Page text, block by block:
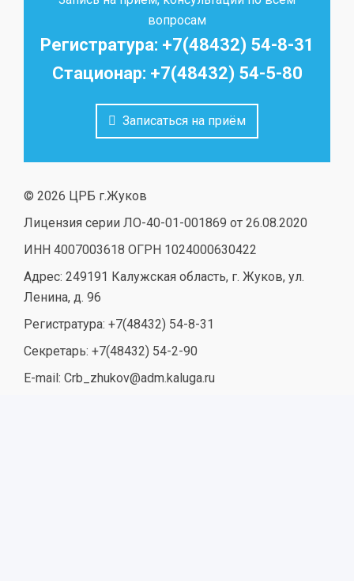
вопросам
Регистратура: +7(48432) 54-8-31
Стационар: +7(48432) 54-5-80
Записаться на приём
© 2026 ЦРБ г.Жуков
Лицензия серии ЛО-40-01-001869 от 26.08.2020
ИНН 4007003618 ОГРН 1024000630422
Адрес: 249191 Калужская область, г. Жуков, ул.
Ленина, д. 96
Регистратура: +7(48432) 54-8-31
Секретарь: +7(48432) 54-2-90
E-mail: Crb_zhukov@adm.kaluga.ru